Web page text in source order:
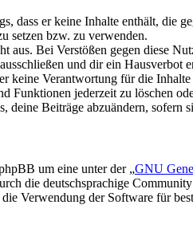
dass er keine Inhalte enthält, die
setzen bzw. zu verwenden.
aus. Bei Verstößen gegen diese
und dir ein Hausverbot
keine Verantwortung für die
Funktionen jederzeit zu löschen
deine Beiträge abzuändern,
um eine unter der „GNU
die deutschsprachige
Verwendung der Software für